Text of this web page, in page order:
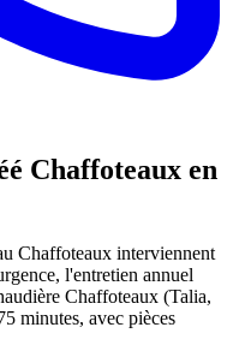
Chaffoteaux en
Chaffoteaux interviennent
l'entretien annuel
Chaffoteaux (Talia,
minutes, avec pièces